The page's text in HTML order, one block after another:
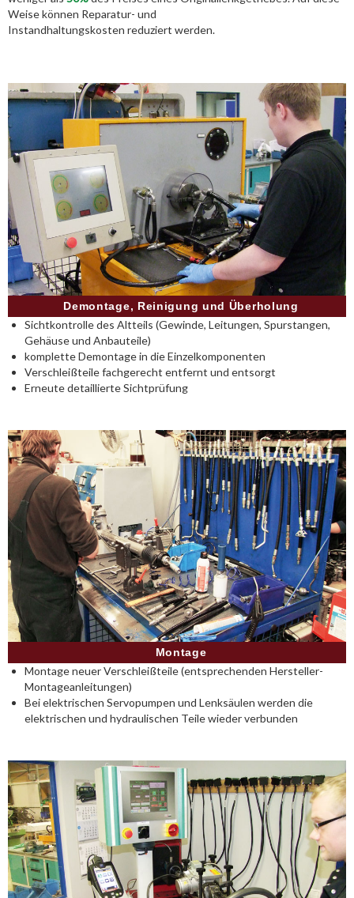
Weise können Reparatur- und
Instandhaltungskosten reduziert werden.
Demontage, Reinigung und Überholung
Sichtkontrolle des Altteils (Gewinde, Leitungen, Spurstangen,
Gehäuse und Anbauteile)
komplette Demontage in die Einzelkomponenten
Verschleißteile fachgerecht entfernt und entsorgt
Erneute detaillierte Sichtprüfung
Montage
Montage neuer Verschleißteile (entsprechenden Hersteller-
Montageanleitungen)
Bei elektrischen Servopumpen und Lenksäulen werden die
elektrischen und hydraulischen Teile wieder verbunden